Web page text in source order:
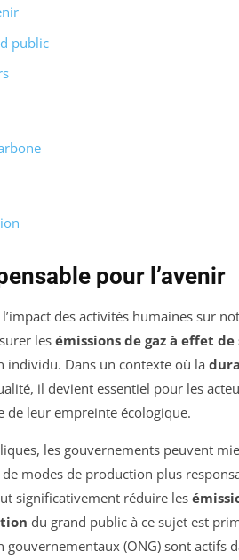
public
pour l’avenir
des activités humaines sur
les émissions de gaz à effet de
individu. Dans un contexte où la
il devient essentiel pour les
de leur empreinte écologique.
les gouvernements peuvent
modes de production plus
significativement réduire les
du grand public à ce sujet est
(ONG) sont actifs